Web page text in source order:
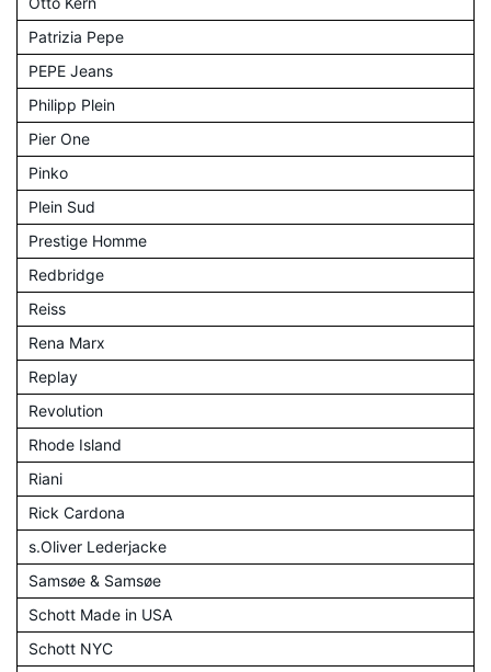
Patrizia Pepe
PEPE Jeans
Philipp Plein
Pier One
Pinko
Plein Sud
Prestige Homme
Redbridge
Reiss
Rena Marx
Replay
Revolution
Rhode Island
Riani
Rick Cardona
s.Oliver Lederjacke
Samsøe & Samsøe
Schott Made in USA
Schott NYC